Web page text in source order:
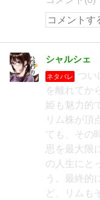
シャルシェ
ネタバレ
つい
を離れてか
姫も魅力的
リム株が頂
ても、その
思を最大限
の人生にと
う。最終的
ど、リムも